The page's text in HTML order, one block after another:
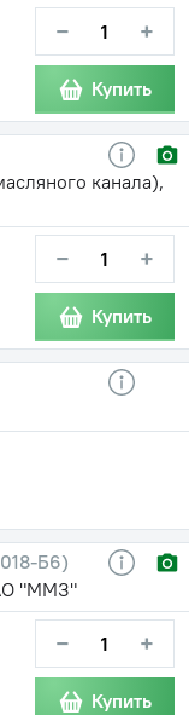
− +
Купить
канала),
− +
Купить
Б6)
"ММЗ"
− +
Купить